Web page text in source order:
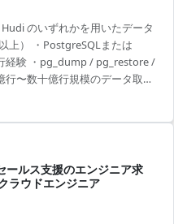
びパーティションアタッチ方式
既存Lambda構成のGlue Job統
レーション再設計、 EAIフロー
だきます...
のいずれかを用いたデータ
上） ・PostgreSQLまたは
経験 ・pg_dump / pg_restore /
〜数十億行規模のデータ取り
いたETL構築経験 ・本番サー
ルス支援のエンジニア求
ラウドエンジニア